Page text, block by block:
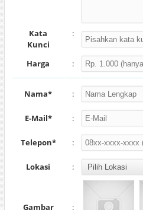
Kata
Kunci
:
Harga :
Nama* :
E-Mail* :
Telepon* :
Lokasi :
Gambar :